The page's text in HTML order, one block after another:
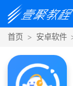
首页 安卓软件